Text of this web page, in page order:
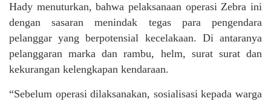
Hady menuturkan, bahwa pelaksanaan operasi Zebra ini
dengan sasaran menindak tegas para pengendara
pelanggar yang berpotensial kecelakaan. Di antaranya
pelanggaran marka dan rambu, helm, surat surat dan
kekurangan kelengkapan kendaraan.
“Sebelum operasi dilaksanakan, sosialisasi kepada warga